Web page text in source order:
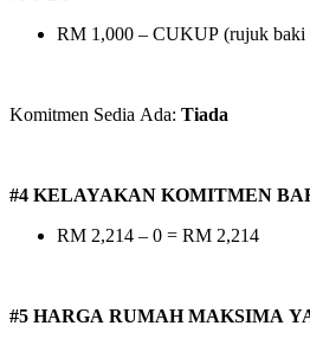
RM 1,000 – CUKUP (rujuk baki
Komitmen Sedia Ada: Tiada
#4 KELAYAKAN KOMITMEN
RM 2,214 – 0 = RM 2,214
#5 HARGA RUMAH MAKSIMA